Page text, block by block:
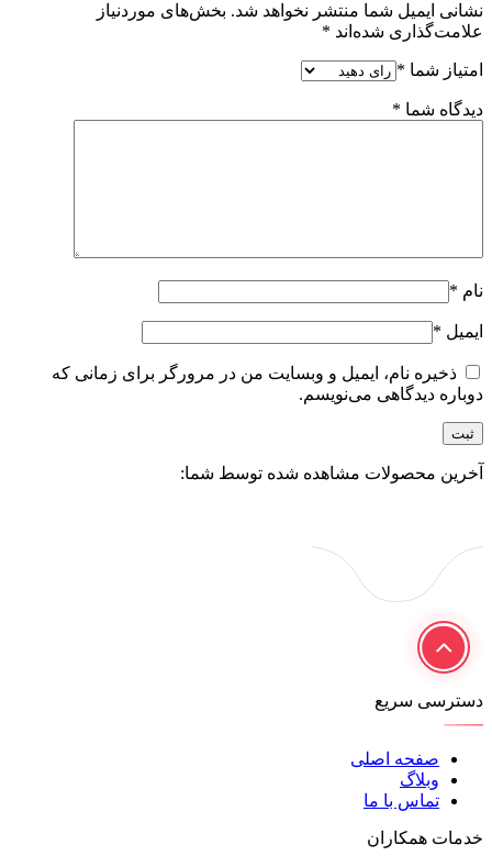
نشانی ایمیل شما منتشر نخواهد شد. بخش‌های موردنیاز
علامت‌گذاری شده‌اند *
امتیاز شما *
دیدگاه شما *
نام *
ایمیل *
ذخیره نام، ایمیل و وبسایت من در مرورگر برای زمانی که
دوباره دیدگاهی می‌نویسم.
آخرین محصولات مشاهده شده توسط شما:
دسترسی سریع
صفحه اصلی
وبلاگ
تماس با ما
خدمات همکاران